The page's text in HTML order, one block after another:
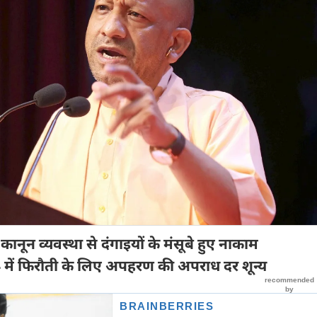
व्यवस्था से दंगाइयों के मंसूबे हुए नाकाम
फिरौती के लिए अपहरण की अपराध दर शून्य